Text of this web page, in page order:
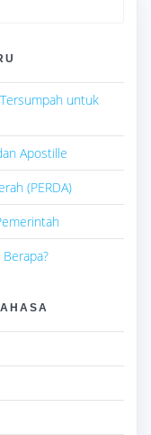
untuk
Apostille
(PERDA)
Berapa?